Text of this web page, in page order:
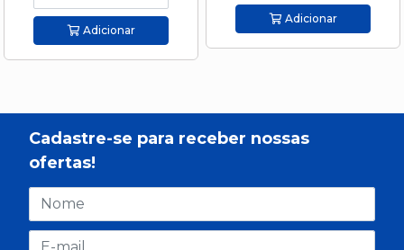
Adicionar
Adicionar
Cadastre-se para receber nossas
ofertas!